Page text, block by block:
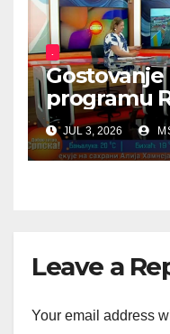
programu
JUL 3, 2026
Leave a
Your email address